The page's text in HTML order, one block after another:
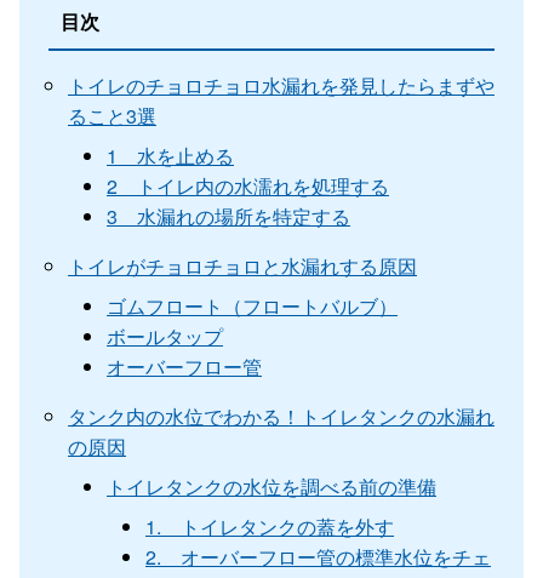
目次
トイレのチョロチョロ水漏れを発見したらまずや
ること3選
1 水を止める
2 トイレ内の水濡れを処理する
3 水漏れの場所を特定する
トイレがチョロチョロと水漏れする原因
ゴムフロート（フロートバルブ）
ボールタップ
オーバーフロー管
タンク内の水位でわかる！トイレタンクの水漏れ
の原因
トイレタンクの水位を調べる前の準備
1. トイレタンクの蓋を外す
2. オーバーフロー管の標準水位をチェ